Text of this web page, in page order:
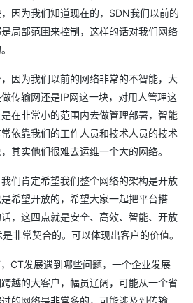
因为我们知道现在的，SDN我们以前的
局部范围来控制，这样的话对我们网络
因为我们以前的网络非常的不智能，大
传输网还是IP网这一块，对用人管理这
在非常小的范围内去做管理部署，智能
依靠我们的工作人员和技术人员的技术
其实他们很难去运维一个大的网络。
们肯定希望我们整个网络的架构是开放
希望开放的，希望大家一起把平台搭
，这四点就是安全、高效、智能、开放
非常契合的。可以体现出客户的价值。
CT发展遇到哪些问题，一个企业发展
越的大客户，幅员辽阔，可能从一个省
的网络是非常多的，可能涉及到传输